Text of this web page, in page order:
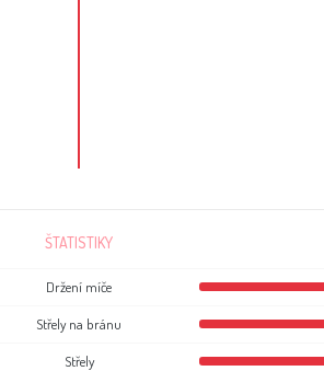
ŠTATISTIKY
Držení míče
Střely na bránu
Střely